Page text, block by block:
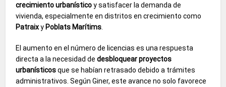
crecimiento urbanísticoy satisfacer la demanda de
vivienda, especialmente en distritos en crecimiento como
Patraixy Poblats Marítims
El aumento en el número de licencias es una respuesta
directa a la necesidad dedesbloquear proyectos
urbanísticosque se habían retrasado debido a trámites
administrativos. Según Giner, este avance no solo favorece